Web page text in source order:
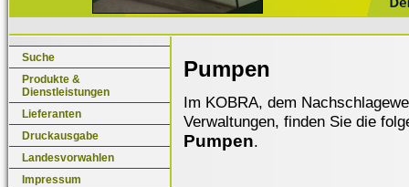
Suche
Produkte &
Dienstleistungen
Lieferanten
Druckausgabe
Landesvorwahlen
Impressum
Pumpen
Im KOBRA, dem
Verwaltungen, finden Sie die
Pumpen.